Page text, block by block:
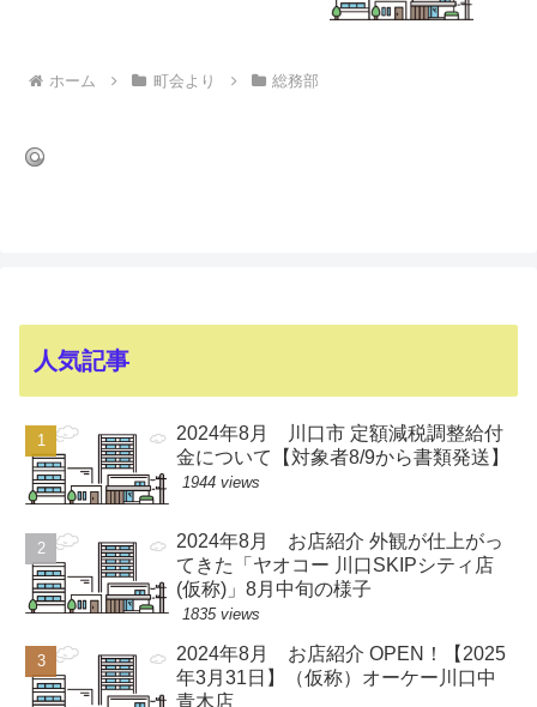
ホーム 町会より 総務部
人気記事
2024年8月 川口市 定額減税調整給付
金について【対象者8/9から書類発送】
1944 views
2024年8月 お店紹介 外観が仕上がっ
てきた「ヤオコー 川口SKIPシティ店
(仮称)」8月中旬の様子
1835 views
2024年8月 お店紹介 OPEN！【2025
年3月31日】（仮称）オーケー川口中
青木店